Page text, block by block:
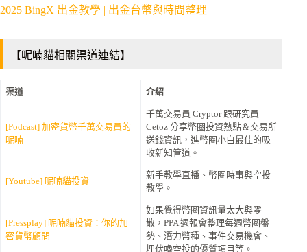
2025 BingX 出金教學 | 出金台幣與時間整理
【呢喃貓相關渠道連結】
渠道 介紹
[Podcast] 加密貨幣千萬交易員的
呢喃
千萬交易員 Cryptor 跟研究員
Cetoz 分享幣圈投資熱點＆交易所
送錢資訊，進幣圈小白最佳的吸
收新知管道。
[Youtube] 呢喃貓投資
新手教學直播、幣圈時事與空投
教學。
[Pressplay] 呢喃貓投資：你的加
密貨幣顧問
如果覺得幣圈資訊量太大與零
散，PPA 週報會整理每週幣圈盤
勢、潛力幣種、事件交易機會、
埋伏嚕空投的優質項目等。